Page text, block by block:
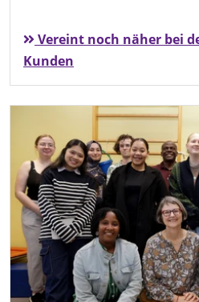
Vereint noch näher bei
Kunden